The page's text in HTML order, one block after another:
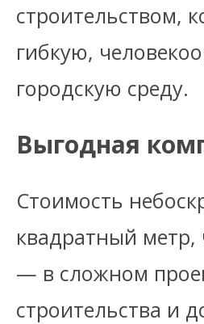
строительством,
гибкую,
городскую среду.
Выгодная
Стоимость
квадратный
— в сложном
строительства и